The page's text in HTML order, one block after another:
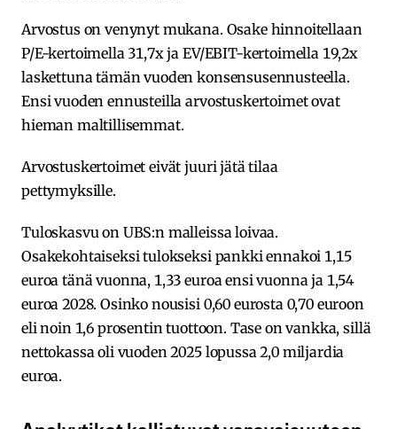
Arvostus on venynyt mukana. Osake hinnoitellaan
P/E-kertoimella 31,7x ja EV/EBIT-kertoimella 19,2x
laskettuna tämän vuoden konsensusennusteella.
Ensi vuoden ennusteilla arvostuskertoimet ovat
hieman maltillisemmat.
Arvostuskertoimet eivät juuri jätä tilaa
pettymyksille.
Tuloskasvu on UBS:n malleissa loivaa.
Osakekohtaiseksi tulokseksi pankki ennakoi 1,15
euroa tänä vuonna, 1,33 euroa ensi vuonna ja 1,54
euroa 2028. Osinko nousisi 0,60 eurosta 0,70 euroon
eli noin 1,6 prosentin tuottoon. Tase on vankka, sillä
nettokassa oli vuoden 2025 lopussa 2,0 miljardia
euroa.